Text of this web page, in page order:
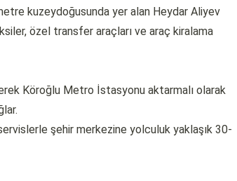
kuzeydoğusunda yer alan Heydar Aliyev
özel transfer araçları ve araç kiralama
Köroğlu Metro İstasyonu aktarmalı olarak
şehir merkezine yolculuk yaklaşık 30-